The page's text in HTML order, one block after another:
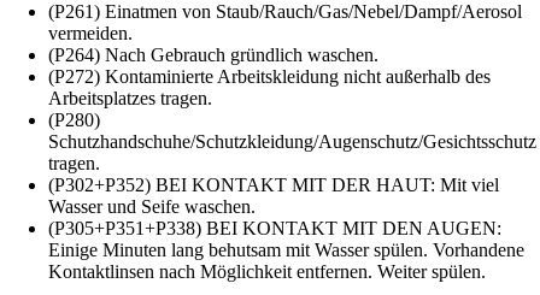
(P261) Einatmen von Staub/Rauch/Gas/Nebel/Dampf/Aerosol
vermeiden.
(P264) Nach Gebrauch gründlich waschen.
(P272) Kontaminierte Arbeitskleidung nicht außerhalb des
Arbeitsplatzes tragen.
(P280)
Schutzhandschuhe/Schutzkleidung/Augenschutz/Gesichtsschutz
tragen.
(P302+P352) BEI KONTAKT MIT DER HAUT: Mit viel
Wasser und Seife waschen.
(P305+P351+P338) BEI KONTAKT MIT DEN AUGEN:
Einige Minuten lang behutsam mit Wasser spülen. Vorhandene
Kontaktlinsen nach Möglichkeit entfernen. Weiter spülen.